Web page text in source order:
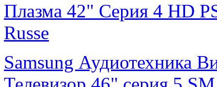
Плазма 42" Серия 4 HD
Russe
Samsung Аудиотехника